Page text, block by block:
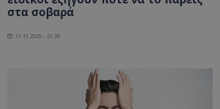
στα σοβαρά
11.11.2025 - 21:26